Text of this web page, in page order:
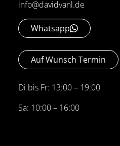
info@davidvanl.de
Whatsapp
Auf Wunsch Termin
Di bis Fr: 13:00 – 19:00
Sa: 10:00 – 16:00